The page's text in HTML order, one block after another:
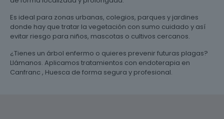
Es ideal para zonas urbanas, colegios, parques y jardines
donde hay que tratar la vegetación con sumo cuidado y así
evitar riesgo para niños, mascotas o cultivos cercanos.
¿Tienes un árbol enfermo o quieres prevenir futuras plagas?
Llámanos. Aplicamos tratamientos con endoterapia en
Canfranc , Huesca de forma segura y profesional.